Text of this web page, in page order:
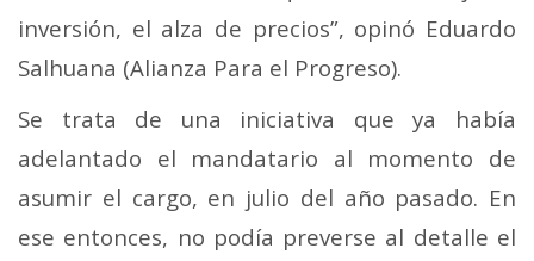
inversión, el alza de precios”, opinó Eduardo
Salhuana (Alianza Para el Progreso).
Se trata de una iniciativa que ya había
adelantado el mandatario al momento de
asumir el cargo, en julio del año pasado. En
ese entonces, no podía preverse al detalle el